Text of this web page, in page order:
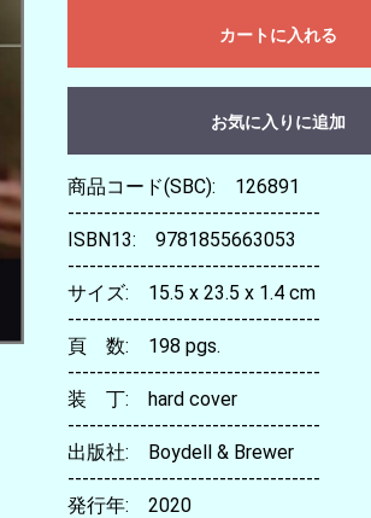
カートに入れる
お気に入りに追加
商品コード(SBC): 126891
-----------------------------------
ISBN13: 9781855663053
-----------------------------------
サイズ: 15.5 x 23.5 x 1.4 cm
-----------------------------------
頁 数: 198 pgs.
-----------------------------------
装 丁: hard cover
-----------------------------------
出版社: Boydell & Brewer
-----------------------------------
発行年: 2020